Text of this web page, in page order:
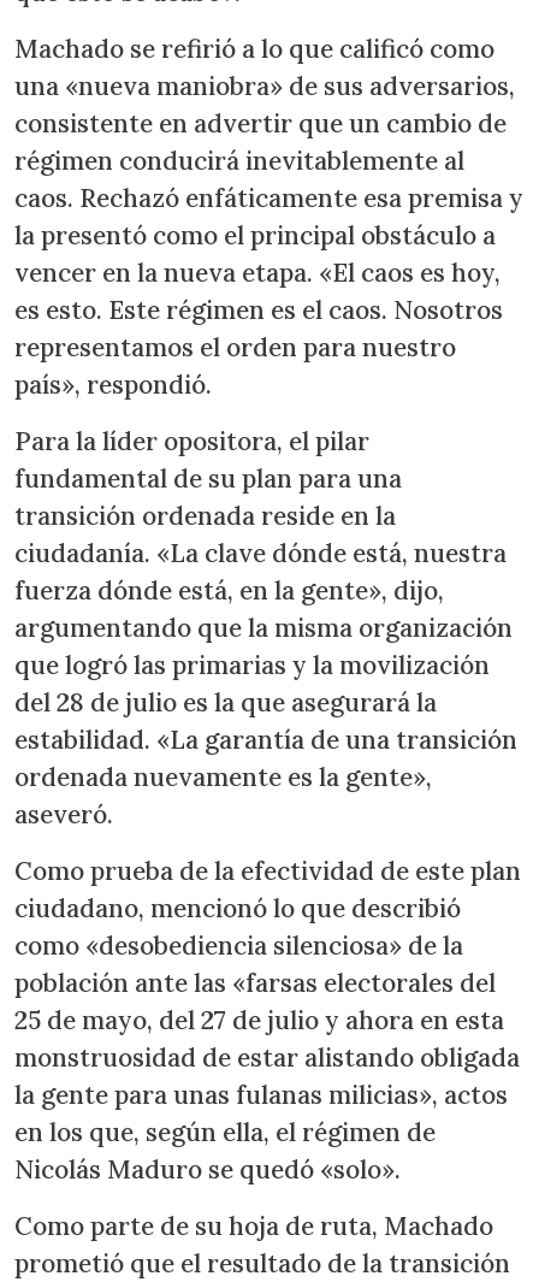
Machado se refirió a lo que calificó como
una «nueva maniobra» de sus adversarios,
consistente en advertir que un cambio de
régimen conducirá inevitablemente al
caos. Rechazó enfáticamente esa premisa y
la presentó como el principal obstáculo a
vencer en la nueva etapa. «El caos es hoy,
es esto. Este régimen es el caos. Nosotros
representamos el orden para nuestro
país», respondió.
Para la líder opositora, el pilar
fundamental de su plan para una
transición ordenada reside en la
ciudadanía. «La clave dónde está, nuestra
fuerza dónde está, en la gente», dijo,
argumentando que la misma organización
que logró las primarias y la movilización
del 28 de julio es la que asegurará la
estabilidad. «La garantía de una transición
ordenada nuevamente es la gente»,
aseveró.
Como prueba de la efectividad de este plan
ciudadano, mencionó lo que describió
como «desobediencia silenciosa» de la
población ante las «farsas electorales del
25 de mayo, del 27 de julio y ahora en esta
monstruosidad de estar alistando obligada
la gente para unas fulanas milicias», actos
en los que, según ella, el régimen de
Nicolás Maduro se quedó «solo».
Como parte de su hoja de ruta, Machado
prometió que el resultado de la transición